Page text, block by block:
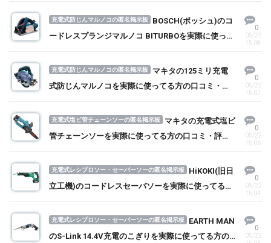
充電式防じんマルノコの匿名掲示板
BOSCH(ボッシュ)のコ
ードレスプランジマルノコ BITURBOを実際に使って
0
05/22
15:08
充電式防じんマルノコの匿名掲示板
マキタの125ミリ充電
式防じんマルノコを実際に使ってる方の口コミ・評
0
05/22
15:07
充電式塩ビ管チェーンソーの匿名掲示板
マキタの充電式塩ビ
管チェーンソーを実際に使ってる方の口コミ・評判
0
05/22
15:06
充電式レシプロソー・セーバーソーの匿名掲示板
HiKOKI(旧日
立工機)のコードレスセーバソーを実際に使ってる方
0
05/22
15:04
充電式レシプロソー・セーバーソーの匿名掲示板
EARTH MAN
のS-Link 14.4V充電のこぎりを実際に使ってる方の
0
05/22